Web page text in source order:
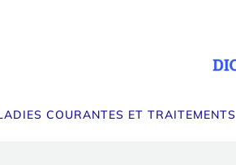
COURANTES ET TRAITEMENTS